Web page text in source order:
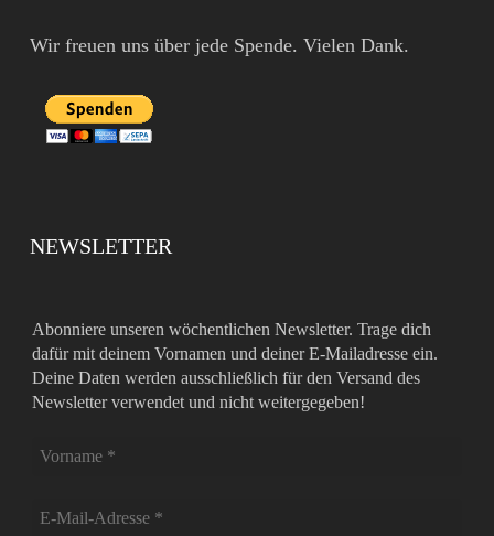
Wir freuen uns über jede Spende. Vielen Dank.
NEWSLETTER
Abonniere unseren wöchentlichen Newsletter. Trage dich
dafür mit deinem Vornamen und deiner E-Mailadresse ein.
Deine Daten werden ausschließlich für den Versand des
Newsletter verwendet und nicht weitergegeben!